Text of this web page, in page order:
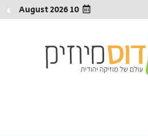
10 August 2026